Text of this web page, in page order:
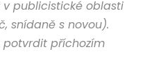
publicistické oblasti
snídaně s novou).
příchozím